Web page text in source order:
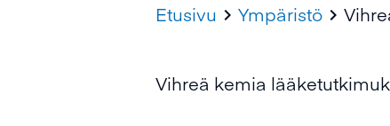
Etusivu  Ympäristö 
Vihreä kemia